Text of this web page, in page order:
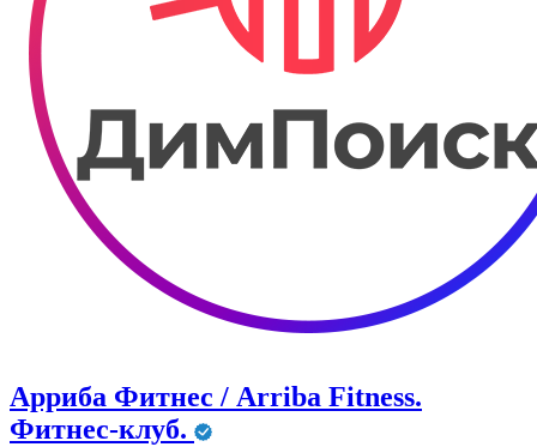
Арриба Фитнес / Arriba Fitness.
Фитнес-клуб.